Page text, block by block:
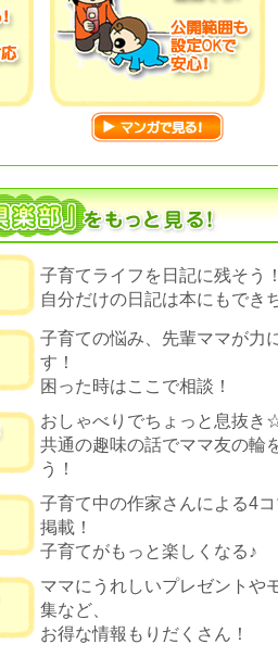
子育てライフを日記に残そう
自分だけの日記は本にもでき
子育ての悩み、先輩ママが力
す！
困った時はここで相談！
おしゃべりでちょっと息抜き
共通の趣味の話でママ友の輪
う！
子育て中の作家さんによる4
掲載！
子育てがもっと楽しくなる♪
ママにうれしいプレゼントや
集など、
お得な情報もりだくさん！